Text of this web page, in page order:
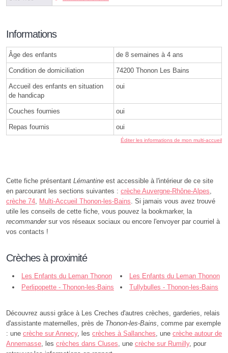
Informations
Âge des enfants de 8 semaines à 4 ans
Condition de domiciliation 74200 Thonon Les Bains
Accueil des enfants en situation
de handicap
oui
Couches fournies oui
Repas fournis oui
Éditer les informations de mon multi-accueil
Cette fiche présentant Lémantine est accessible à l'intérieur de ce site
en parcourant les sections suivantes : crèche Auvergne-Rhône-Alpes
crèche 74 Multi-Accueil Thonon-les-Bains . Si jamais vous avez trouvé
utile les conseils de cette fiche, vous pouvez la bookmarker, la
recommandersur vos réseaux sociaux ou encore l'envoyer par courriel à
vos contacts !
Crèches à proximité
Les Enfants du Leman Thonon
2 - Thonon-les-Bains
Les Enfants du Leman Thonon
1 - Thonon-les-Bains
Perlipopette - Thonon-les-Bains Tullybulles - Thonon-les-Bains
Découvrez aussi grâce à Les Creches d'autres crèches, garderies, relais
d'assistante maternelles, près de Thonon-les-Bains , comme par exemple
: une crèche sur Annecy, les crèches à Sallanches , une crèche autour de
Annemasse , les crèches dans Cluses , une crèche sur Rumilly, pour